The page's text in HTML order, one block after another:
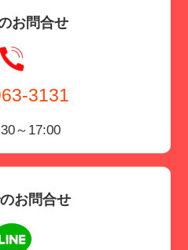
お問合せ
3131
～17:00
お問合せ